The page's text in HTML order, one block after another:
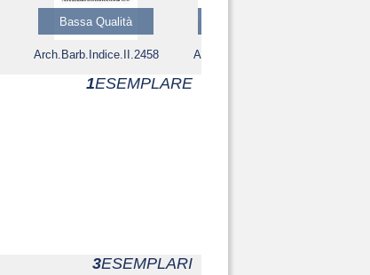
Bassa Qualità
Arch.Barb.Indice.II.2458 Arch.Barb.Indice.II.2459
1ESEMPLARE
3ESEMPLARI